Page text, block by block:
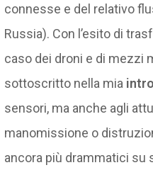
connesse e del relativo
Russia). Con l’esito di
caso dei droni e di mezzi
sottoscritto nella mia
sensori, ma anche agli
manomissione o
ancora più drammatici su